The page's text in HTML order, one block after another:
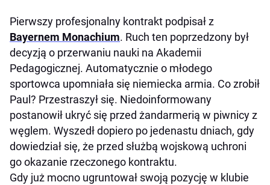
Pierwszy profesjonalny kontrakt podpisał z
Bayernem Monachium. Ruch ten poprzedzony był
decyzją o przerwaniu nauki na Akademii
Pedagogicznej. Automatycznie o młodego
sportowca upomniała się niemiecka armia. Co zrobił
Paul? Przestraszył się. Niedoinformowany
postanowił ukryć się przed żandarmerią w piwnicy z
węglem. Wyszedł dopiero po jedenastu dniach, gdy
dowiedział się, że przed służbą wojskową uchroni
go okazanie rzeczonego kontraktu.
Gdy już mocno ugruntował swoją pozycję w klubie